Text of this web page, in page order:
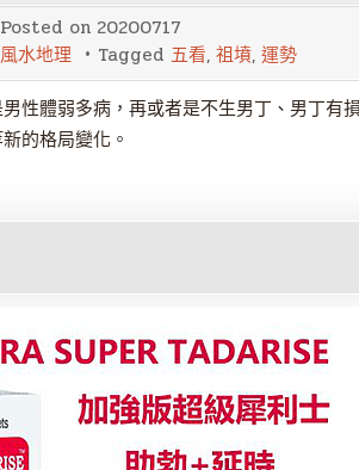
Posted on 20200717
風水地理 Tagged 五看, 祖墳, 運勢
性體弱多病，再或者是不生男丁、男丁有
的格局變化。